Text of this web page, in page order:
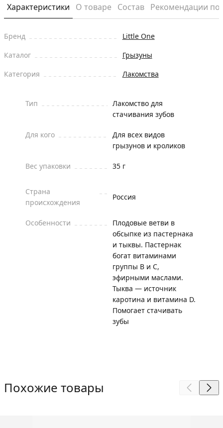
Характеристики О товаре Состав Рекомендации
Бренд
Little One
Каталог
Грызуны
Категория
Лакомства
Тип
Лакомство для
стачивания зубов
Для кого
Для всех видов
грызунов и кроликов
Вес упаковки 35 г
Страна
происхождения
Россия
Особенности
Плодовые ветви в
обсыпке из пастернака
и тыквы. Пастернак
богат витаминами
группы В и С,
эфирными маслами.
Тыква — источник
каротина и витамина D.
Помогает стачивать
зубы
Похожие товары